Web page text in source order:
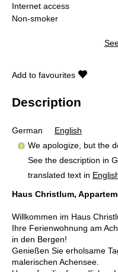
Internet access
Non-smoker
Add to favourites
Description
German
English
We apologize, but the
See the description in
translated text in
Haus Christlum,
Willkommen im Haus
Ihre Ferienwohnung am
in den Bergen!
Genießen Sie erholsame
malerischen Achensee.